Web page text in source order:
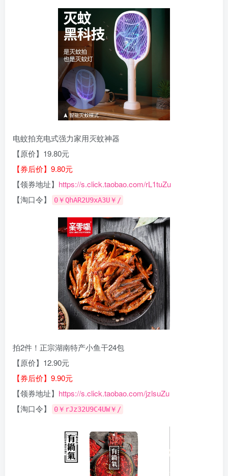
电蚊拍充电式强力家用灭蚊神器
【原价】19.80元
【券后价】9.80元
【领券地址】 https://s.click.taobao.com/rL1tuZu
【淘口令】
0￥QhAR2U9xA3U￥/
拍2件！正宗湖南特产小鱼干24包
【原价】12.90元
【券后价】9.90元
【领券地址】 https://s.click.taobao.com/jzlsuZu
【淘口令】
0￥rJz32U9C4UW￥/